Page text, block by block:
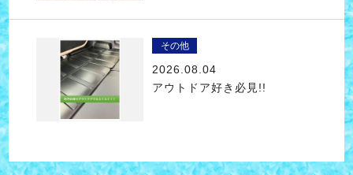
その他
2026.08.04
アウトドア好き必見!!